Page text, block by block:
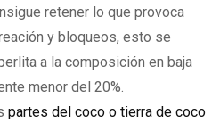
retener lo que provoca
y bloqueos, esto se
a la composición en baja
menor del 20%.
partes del coco o tierra de coco